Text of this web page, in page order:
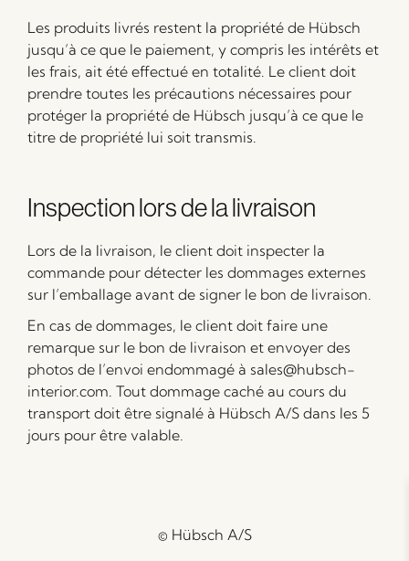
Les produits livrés restent la propriété de Hübsch
jusqu’à ce que le paiement, y compris les intérêts et
les frais, ait été effectué en totalité. Le client doit
prendre toutes les précautions nécessaires pour
protéger la propriété de Hübsch jusqu’à ce que le
titre de propriété lui soit transmis.
Inspection lors de la livraison
Lors de la livraison, le client doit inspecter la
commande pour détecter les dommages externes
sur l’emballage avant de signer le bon de livraison.
En cas de dommages, le client doit faire une
remarque sur le bon de livraison et envoyer des
photos de l’envoi endommagé à sales@hubsch-
interior.com. Tout dommage caché au cours du
transport doit être signalé à Hübsch A/S dans les 5
jours pour être valable.
© Hübsch A/S